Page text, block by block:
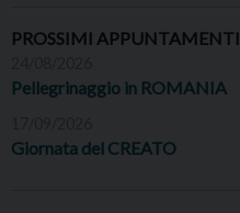
PROSSIMI APPUNTAMENTI
Pellegrinaggio in ROMANIA
Giornata del CREATO